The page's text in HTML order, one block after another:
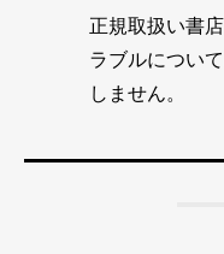
正規取扱い書
ラブルについ
しません。